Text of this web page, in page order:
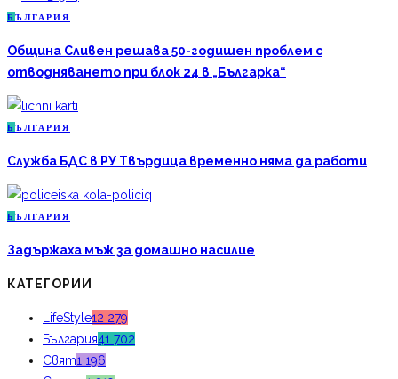
Б ЪЛГАРИЯ
Община Сливен решава 50-годишен проблем с
отводняването при блок 24 в „Българка“
Б ЪЛГАРИЯ
Служба БДС в РУ Твърдица временно няма да работи
Б ЪЛГАРИЯ
Задържаха мъж за домашно насилие
КАТЕГОРИИ
LifeStyle12 279
България41 702
Свят1 196